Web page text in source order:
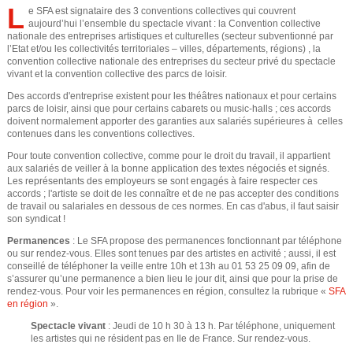
e
d
r
c
h
e
r
h
u
s
ê
t
e
i
c
i
L e SFA est signataire des 3 conventions collectives qui couvrent
aujourd’hui l’ensemble du spectacle vivant : la Convention collective
nationale des entreprises artistiques et culturelles (secteur subventionné par
l’Etat et/ou les collectivités territoriales – villes, départements, régions) , la
convention collective nationale des entreprises du secteur privé du spectacle
vivant et la convention collective des parcs de loisir.
Des accords d'entreprise existent pour les théâtres nationaux et pour certains
parcs de loisir, ainsi que pour certains cabarets ou music-halls ; ces accords
doivent normalement apporter des garanties aux salariés supérieures à celles
contenues dans les conventions collectives.
Pour toute convention collective, comme pour le droit du travail, il appartient
aux salariés de veiller à la bonne application des textes négociés et signés.
Les représentants des employeurs se sont engagés à faire respecter ces
accords ; l'artiste se doit de les connaître et de ne pas accepter des conditions
de travail ou salariales en dessous de ces normes. En cas d'abus, il faut saisir
son syndicat !
Permanences : Le SFA propose des permanences fonctionnant par téléphone
ou sur rendez-vous. Elles sont tenues par des artistes en activité ; aussi, il est
conseillé de téléphoner la veille entre 10h et 13h au 01 53 25 09 09, afin de
s’assurer qu’une permanence a bien lieu le jour dit, ainsi que pour la prise de
rendez-vous. Pour voir les permanences en région, consultez la rubrique « SFA
en région ».
Spectacle vivant: Jeudi de 10 h 30 à 13 h. Par téléphone, uniquement
les artistes qui ne résident pas en Ile de France. Sur rendez-vous.